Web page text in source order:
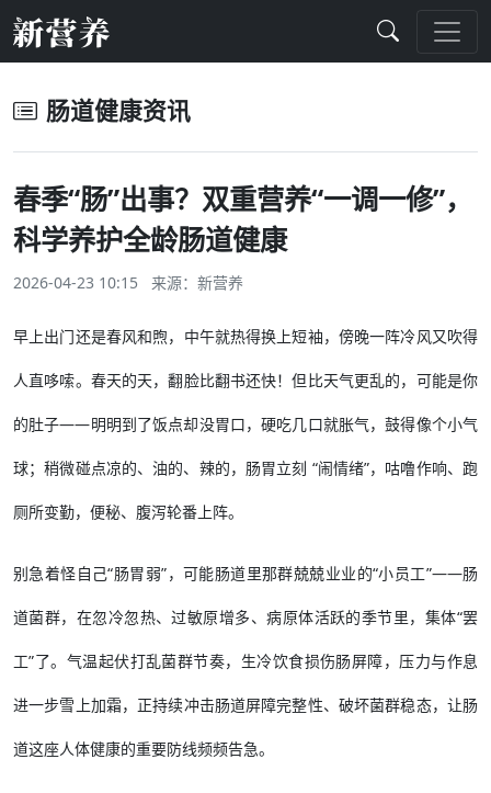
肠道健康资讯
春季“肠”出事？双重营养“一调一修”，
科学养护全龄肠道健康
2026-04-23 10:15 来源： 新营养
早上出门还是春风和煦，中午就热得换上短袖，傍晚一阵冷风又吹得
人直哆嗦。春天的天，翻脸比翻书还快！但比天气更乱的，可能是你
的肚子——明明到了饭点却没胃口，硬吃几口就胀气，鼓得像个小气
球；稍微碰点凉的、油的、辣的，肠胃立刻 “闹情绪”，咕噜作响、跑
厕所变勤，便秘、腹泻轮番上阵。
别急着怪自己“肠胃弱”，可能肠道里那群兢兢业业的“小员工”——肠
道菌群，在忽冷忽热、过敏原增多、病原体活跃的季节里，集体“罢
工”了。气温起伏打乱菌群节奏，生冷饮食损伤肠屏障，压力与作息
进一步雪上加霜，正持续冲击肠道屏障完整性、破坏菌群稳态，让肠
道这座人体健康的重要防线频频告急。